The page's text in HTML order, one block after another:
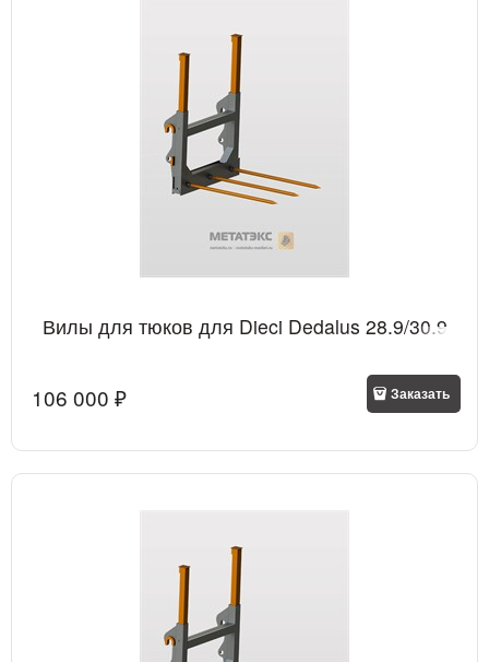
Вилы для тюков для Dieci Dedalus 28.9/30.9
106 000 ₽ Заказать